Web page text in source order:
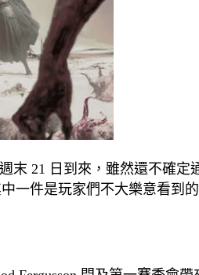
末 21 日到來，雖然還不確定
一件是玩家們不大樂意看到